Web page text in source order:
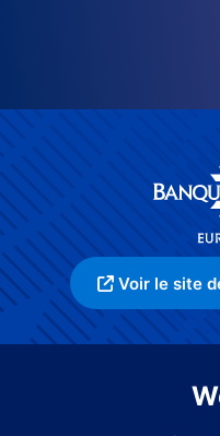
Voir le site